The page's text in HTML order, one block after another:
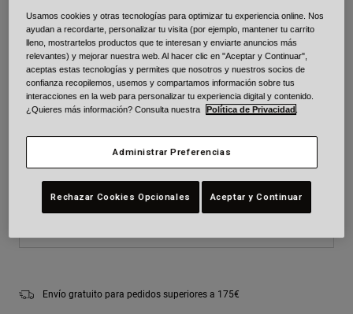
Color -Negro
seleccionado
Youth
Envío gratuito para pedidos superiores a 175€
Usamos cookies y otras tecnologías para optimizar tu experiencia online. Nos
ayudan a recordarte, personalizar tu visita (por ejemplo, mantener tu carrito
lleno, mostrartelos productos que te interesan y enviarte anuncios más
relevantes) y mejorar nuestra web. Al hacer clic en "Aceptar y Continuar",
aceptas estas tecnologías y permites que nosotros y nuestros socios de
confianza recopilemos, usemos y compartamos información sobre tus
interacciones en la web para personalizar tu experiencia digital y contenido.
¿Quieres más información? Consulta nuestra
Política de Privacidad
Administrar Preferencias
Rechazar Cookies Opcionales Aceptar y Continuar